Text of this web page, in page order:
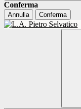
Conferma
Annulla Conferma